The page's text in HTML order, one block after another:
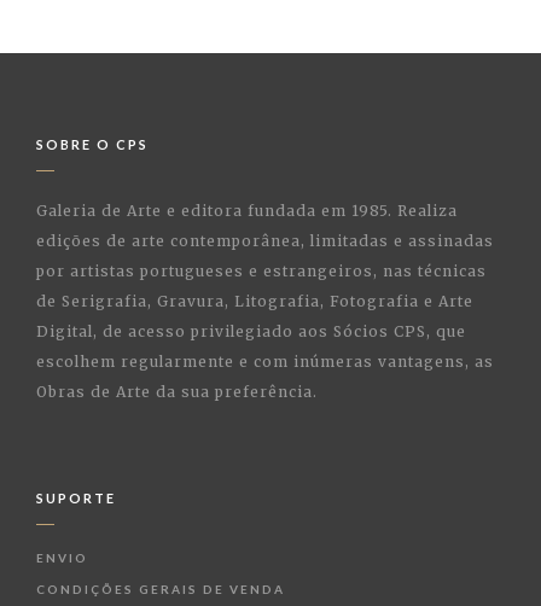
SOBRE O CPS
Galeria de Arte e editora fundada em 1985. Realiza
edições de arte contemporânea, limitadas e assinadas
por artistas portugueses e estrangeiros, nas técnicas
de Serigrafia, Gravura, Litografia, Fotografia e Arte
Digital, de acesso privilegiado aos Sócios CPS, que
escolhem regularmente e com inúmeras vantagens, as
Obras de Arte da sua preferência.
SUPORTE
ENVIO
CONDIÇÕES GERAIS DE VENDA